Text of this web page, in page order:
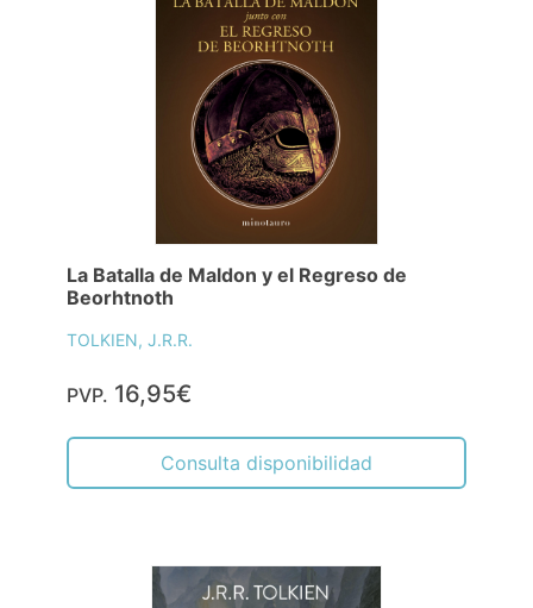
La Batalla de Maldon y el Regreso de
Beorhtnoth
TOLKIEN, J.R.R.
PVP. 16,95€
Consulta disponibilidad